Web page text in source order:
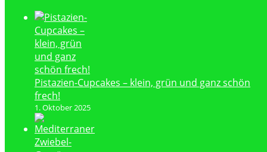
Pistazien-Cupcakes – klein, grün und ganz schön
frech!
1. Oktober 2025